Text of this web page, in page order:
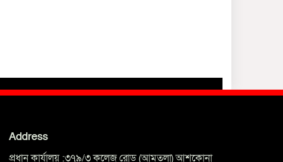
Address
প্রধান কার্যালয় :৩৭৯/৩ কলেজ রোড (আমতলা) আশকোনা